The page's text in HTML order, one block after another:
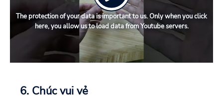
The protection of your data is important to us. Only when you click
here, you allow us to load data from Youtube servers.
6. Chúc vui vẻ